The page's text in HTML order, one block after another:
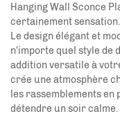
Hanging Wall Sconce
certainement sensation.
Le design élégant et
n'importe quel style de
addition versatile à
crée une atmosphère
les rassemblements en
détendre un soir calme.